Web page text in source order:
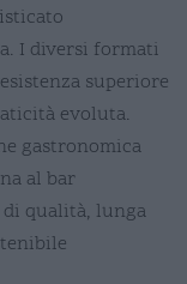
I diversi formati
superiore
evoluta.
gastronomica
al bar
di qualità, lunga